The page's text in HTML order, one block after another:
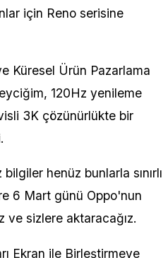
için Reno serisine
Küresel Ürün Pazarlama
120Hz yenileme
3K çözünürlükte bir
henüz bunlarla sınırlı
6 Mart günü Oppo'nun
ve sizlere aktaracağız.